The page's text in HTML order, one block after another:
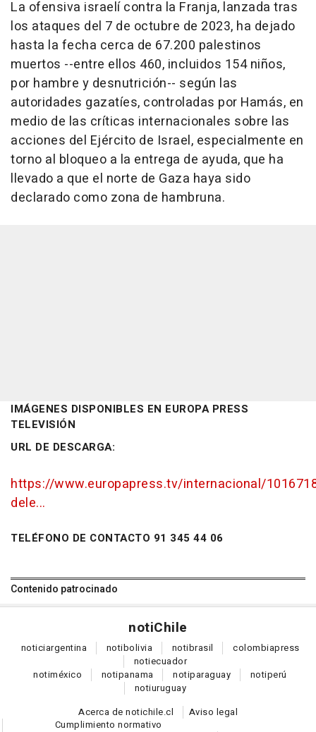
La ofensiva israelí contra la Franja, lanzada tras
los ataques del 7 de octubre de 2023, ha dejado
hasta la fecha cerca de 67.200 palestinos
muertos --entre ellos 460, incluidos 154 niños,
por hambre y desnutrición-- según las
autoridades gazatíes, controladas por Hamás, en
medio de las críticas internacionales sobre las
acciones del Ejército de Israel, especialmente en
torno al bloqueo a la entrega de ayuda, que ha
llevado a que el norte de Gaza haya sido
declarado como zona de hambruna.
IMÁGENES DISPONIBLES EN EUROPA PRESS
TELEVISIÓN
URL DE DESCARGA:
https://www.europapress.tv/internacional/
dele...
TELÉFONO DE CONTACTO 91 345 44 06
Contenido patrocinado
notiChile
noticiargentina notibolivia notibrasil colombiapress
notiecuador
notiméxico notipanama notiparaguay notiperú
notiuruguay
Acerca de notichile.cl
Aviso legal
Cumplimiento normativo